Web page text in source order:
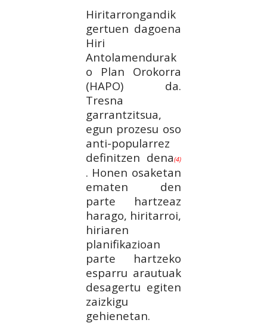
Hiritarrongandik
gertuen dagoena
Hiri
Antolamendurak
o Plan Orokorra
(HAPO) da.
Tresna
garrantzitsua,
egun prozesu oso
anti-popularrez
definitzen dena(4)
. Honen osaketan
ematen den
parte hartzeaz
harago, hiritarroi,
hiriaren
planifikazioan
parte hartzeko
esparru arautuak
desagertu egiten
zaizkigu
gehienetan.